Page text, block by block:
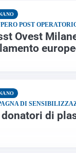
POST
Ovest
DI
di